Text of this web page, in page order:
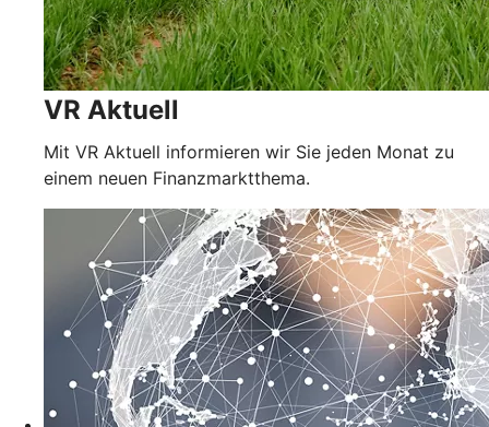
VR Aktuell
Mit VR Aktuell informieren wir Sie jeden Monat zu
einem neuen Finanzmarktthema.